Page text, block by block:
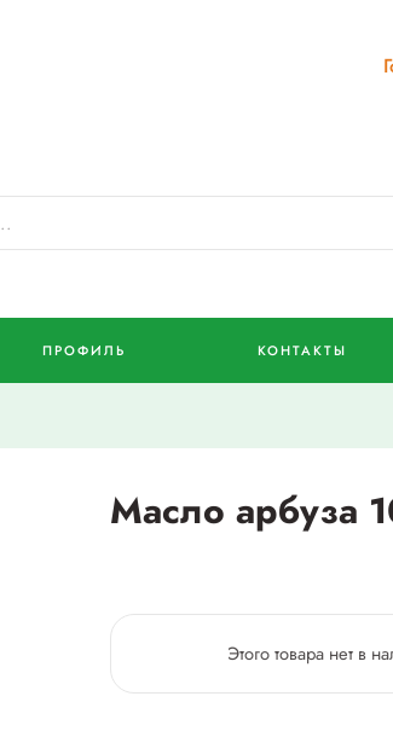
ПРОФИЛЬ КОНТАКТЫ
Масло арбуза
Этого товара нет в